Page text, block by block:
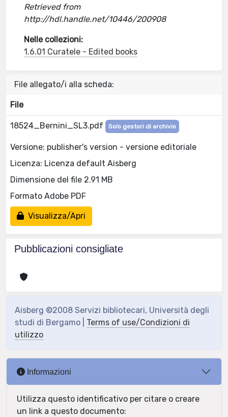
Retrieved from
http://hdl.handle.net/10446/200908
Nelle collezioni:
1.6.01 Curatele - Edited books
File allegato/i alla scheda:
File
18524_Bernini_SL3.pdf Solo gestori di archivio
Versione: publisher's version - versione editoriale
Licenza: Licenza default Aisberg
Dimensione del file 2.91 MB
Formato Adobe PDF
Visualizza/Apri
Pubblicazioni consigliate
Aisberg ©2008 Servizi bibliotecari, Università degli
studi di Bergamo | Terms of use/Condizioni di
utilizzo
Informazioni
Utilizza questo identificativo per citare o creare
un link a questo documento: